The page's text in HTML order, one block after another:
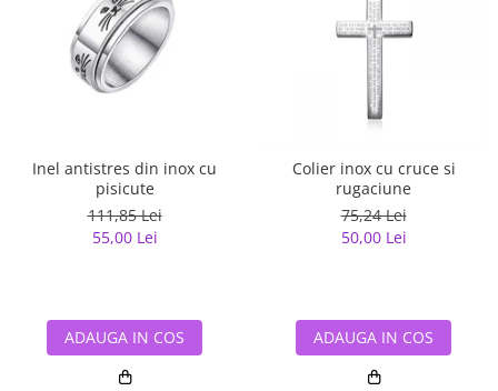
Inel antistres din inox cu
pisicute
111,85 Lei
55,00 Lei
ADAUGA IN COS
Colier inox cu cruce si
rugaciune
75,24 Lei
50,00 Lei
ADAUGA IN COS